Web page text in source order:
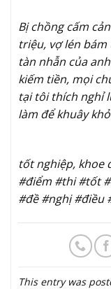
Bị chồng cấm
triệu, vợ lén
tàn nhẫn của anh
kiếm tiền, mọi
tại tôi thích nghỉ
làm để khuây
tốt nghiệp, khoe
#điểm #thi #tốt
#đề #nghị #điều
This entry was